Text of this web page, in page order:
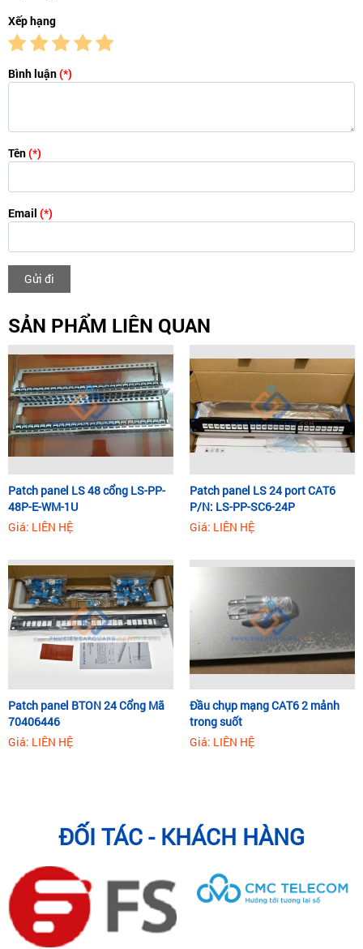
Xếp hạng
Bình luận(*)
Tên(*)
Email (*)
Gửi đi
SẢN PHẨM LIÊN QUAN
Patch panel LS 48 cổng LS-PP-
48P-E-WM-1U
Giá: LIÊN HỆ
Patch panel LS 24 port CAT6
P/N: LS-PP-SC6-24P
Giá: LIÊN HỆ
Patch panel BTON 24 Cổng Mã
70406446
Giá: LIÊN HỆ
Đầu chụp mạng CAT6 2 mảnh
trong suốt
Giá: LIÊN HỆ
ĐỐI TÁC - KHÁCH HÀNG